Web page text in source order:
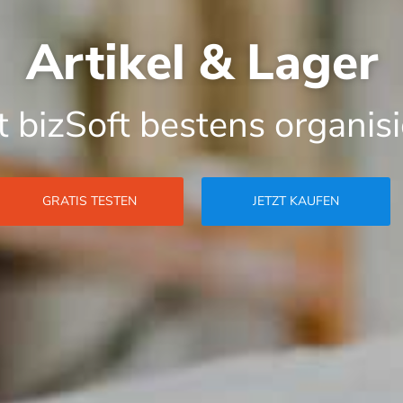
Artikel & Lager
bizSoft bestens
GRATIS TESTEN JETZT KAUFEN